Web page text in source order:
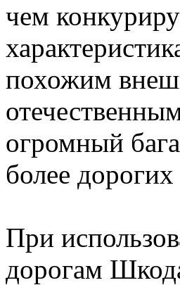
чем
похожим
огромный
более
При
дорогам